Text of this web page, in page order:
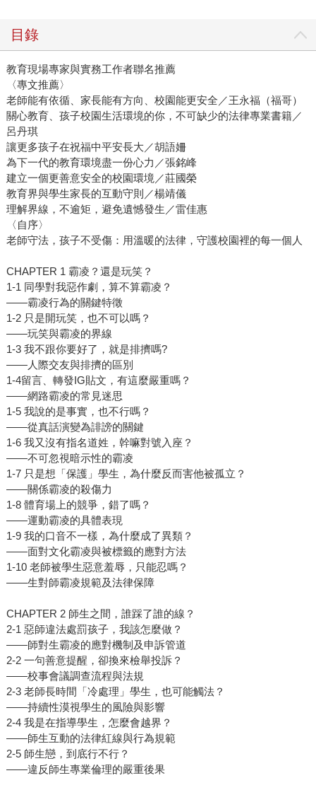
目錄
教育現場專家與實務工作者聯名推薦
〈專文推薦〉
老師能有依循、家長能有方向、校園能更安全／王永福（福哥）
關心教育、孩子校園生活環境的你，不可缺少的法律專業書籍／
呂丹琪
讓更多孩子在祝福中平安長大／胡語姍
為下一代的教育環境盡一份心力／張銘峰
建立一個更善意安全的校園環境／莊國榮
教育界與學生家長的互動守則／楊靖儀
理解界線，不逾矩，避免遺憾發生／雷佳惠
〈自序〉
老師守法，孩子不受傷：用溫暖的法律，守護校園裡的每一個人
CHAPTER 1 霸凌？還是玩笑？
1-1 同學對我惡作劇，算不算霸凌？
——霸凌行為的關鍵特徵
1-2 只是開玩笑，也不可以嗎？
——玩笑與霸凌的界線
1-3 我不跟你要好了，就是排擠嗎?
——人際交友與排擠的區別
1-4留言、轉發IG貼文，有這麼嚴重嗎？
——網路霸凌的常見迷思
1-5 我說的是事實，也不行嗎？
——從真話演變為誹謗的關鍵
1-6 我又沒有指名道姓，幹嘛對號入座？
——不可忽視暗示性的霸凌
1-7 只是想「保護」學生，為什麼反而害他被孤立？
——關係霸凌的殺傷力
1-8 體育場上的競爭，錯了嗎？
——運動霸凌的具體表現
1-9 我的口音不一樣，為什麼成了異類？
——面對文化霸凌與被標籤的應對方法
1-10 老師被學生惡意羞辱，只能忍嗎？
——生對師霸凌規範及法律保障
CHAPTER 2 師生之間，誰踩了誰的線？
2-1 惡師違法處罰孩子，我該怎麼做？
——師對生霸凌的應對機制及申訴管道
2-2 一句善意提醒，卻換來檢舉投訴？
——校事會議調查流程與法規
2-3 老師長時間「冷處理」學生，也可能觸法？
——持續性漠視學生的風險與影響
2-4 我是在指導學生，怎麼會越界？
——師生互動的法律紅線與行為規範
2-5 師生戀，到底行不行？
——違反師生專業倫理的嚴重後果